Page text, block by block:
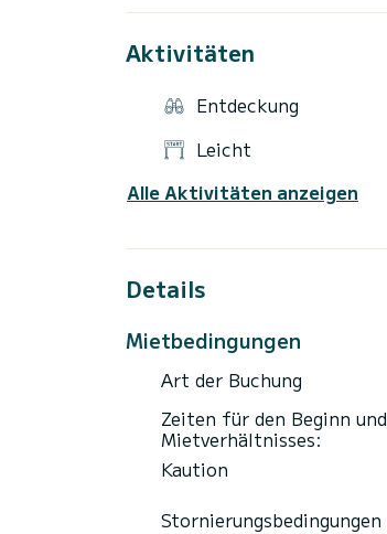
Wenn Sie Fragen zum Boot
über die Samboat-Plattform
Aktivitäten
Entdeckung
Leicht
Alle Aktivitäten anzeigen
Details
Mietbedingungen
Art der Buchung
Zeiten für den Beginn
Mietverhältnisses:
Kaution
Stornierungsbedingungen